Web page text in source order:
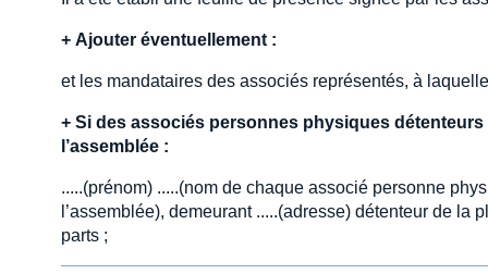
+ Ajouter éventuellement :
et les mandataires des associés représentés, à
+ Si des associés personnes physiques
l’assemblée :
.....(prénom) .....(nom de chaque associé personne
l’assemblée), demeurant .....(adresse) détenteur de la
parts ;